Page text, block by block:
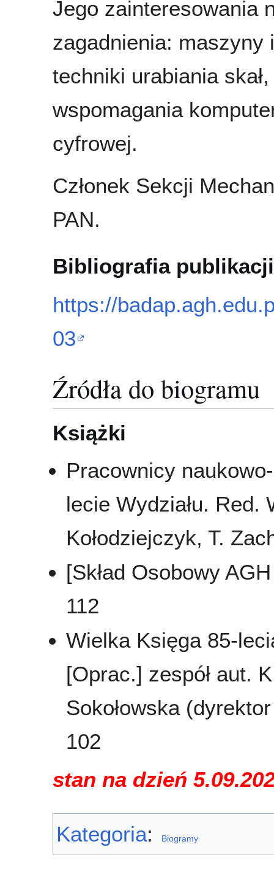
Jego zainteresowania
zagadnienia: maszyny
techniki urabiania
wspomagania
cyfrowej.
Członek Sekcji
PAN.
Bibliografia publikacji
https://
03
Źródła do biogramu
Książki
Pracownicy
lecie Wydziału. Red.
Kołodziejczyk, T.
[Skład Osobowy
112
Wielka Księga 85-
[Oprac.] zespół aut.
Sokołowska
102
stan na dzień
Kategoria: Biogramy